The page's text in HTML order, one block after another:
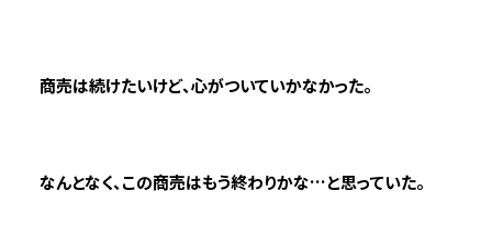
商売は続けたいけど、心がついていかなかった。
なんとなく、この商売はもう終わりかな…と思っていた。